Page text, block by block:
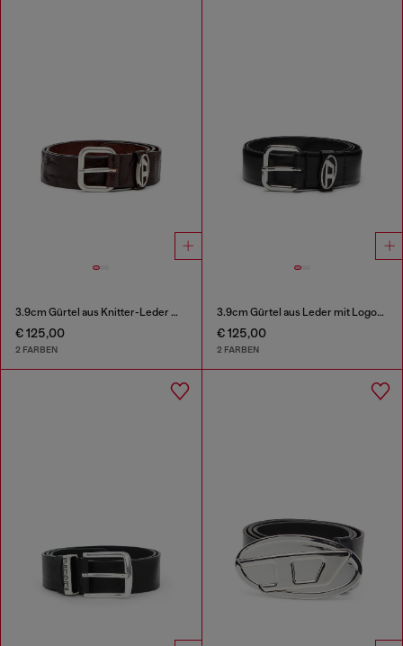
3.9cm Gürtel aus Knitter-Leder mit Logo-Plakette
€ 125,00
2 FARBEN
3.9cm Gürtel aus Leder mit Logo-Plakette
€ 125,00
2 FARBEN